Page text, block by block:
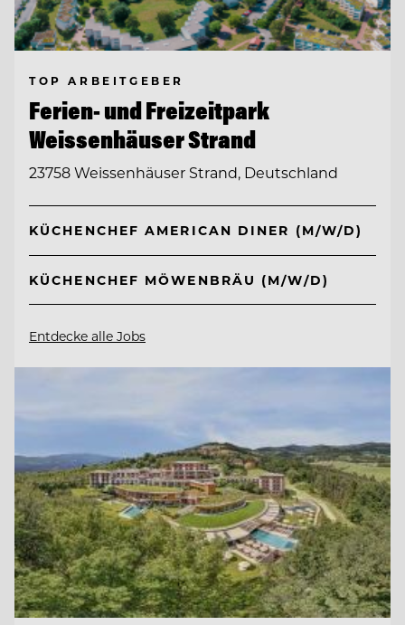
TOP ARBEITGEBER
Ferien- und Freizeitpark
Weissenhäuser Strand
23758 Weissenhäuser Strand, Deutschland
KÜCHENCHEF AMERICAN DINER (M/W/D)
KÜCHENCHEF MÖWENBRÄU (M/W/D)
Entdecke alle Jobs